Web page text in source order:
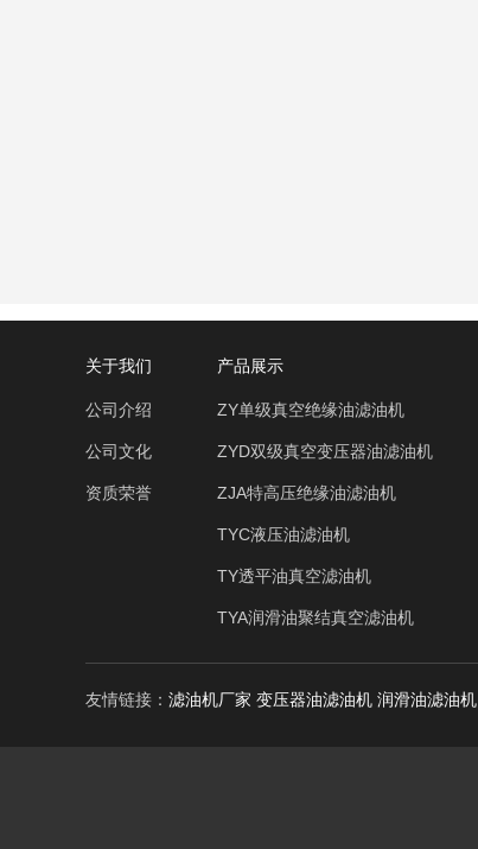
关于我们
公司介绍
公司文化
资质荣誉
产品展示
ZY单级真空绝缘油滤油机
ZYD双级真空变压器油滤油机
ZJA特高压绝缘油滤油机
TYC液压油滤油机
TY透平油真空滤油机
TYA润滑油聚结真空滤油机
友情链接： 滤油机厂家 变压器油滤油机 润滑油滤油机